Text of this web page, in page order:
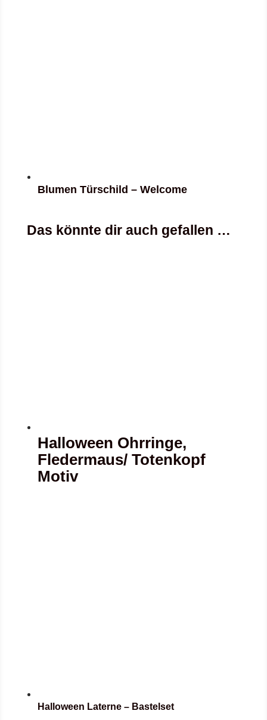
Blumen Türschild – Welcome
Das könnte dir auch gefallen …
Halloween Ohrringe,
Fledermaus/ Totenkopf
Motiv
Halloween Laterne – Bastelset